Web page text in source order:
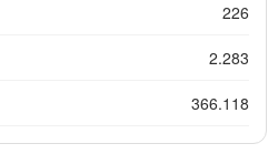
226
2.283
366.118